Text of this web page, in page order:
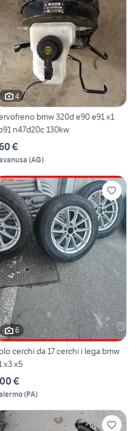
4
bmw 320d e90 e91 x1
n47d20c 130kw
€
(AG)
6
cerchi da 17 cerchi i lega bmw
x3 x5
€
(PA)